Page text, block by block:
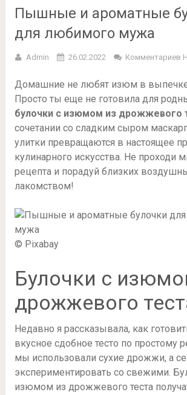
Пышные и ароматные
для любимого мужа
Admin 26.02.2022 Комментариев
Домашние не любят изюм в
Просто ты еще не готовила для
булочки с изюмом из дрожжевого
сочетании со сладким сыром
улитки превращаются в настоящее
кулинарного искусства. Не проходи
рецепта и порадуй близких
лакомством!
© Pixabay
Булочки с
дрожжевого
Недавно я рассказывала, как
вкусное сдобное тесто по простому
мы использовали сухие дрожжи, а
экспериментировать со свежими.
изюмом из дрожжевого теста